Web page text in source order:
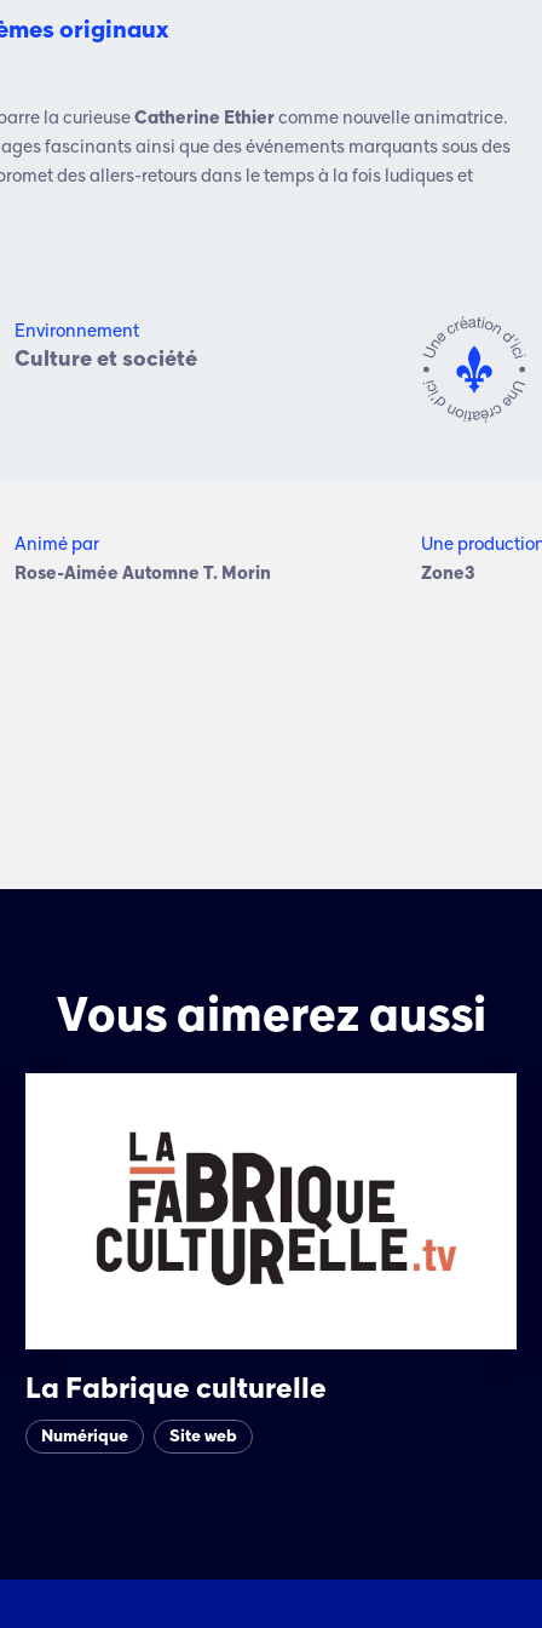
originaux
la curieuseCatherine Ethiercomme nouvelle animatrice.
fascinants ainsi que des événements marquants sous des
des allers-retours dans le temps à la fois ludiques et
Environnement
Culture et société
Animé par
Rose-Aimée Automne T. Morin
Une
Zone3
Vous aimerez aussi
La Fabrique culturelle
Numérique Site web